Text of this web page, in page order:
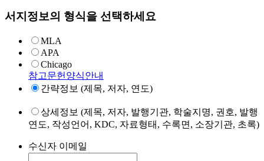
서지정보의 형식을 선택하세요
MLA
APA
Chicago
참고문헌양식안내
간략정보 (제목, 저자, 연도)
상세정보 (제목, 저자, 발행기관, 학술지명, 권호, 발행
연도, 작성언어, KDC, 자료형태, 수록면, 소장기관, 초록)
수신자 이메일